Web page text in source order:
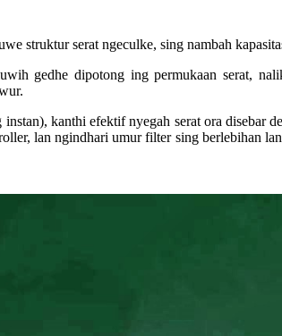
struktur serat ngeculke, sing nambah
gedhe dipotong ing permukaan serat,
kanthi efektif nyegah serat ora disebar
lan ngindhari umur filter sing berlebihan